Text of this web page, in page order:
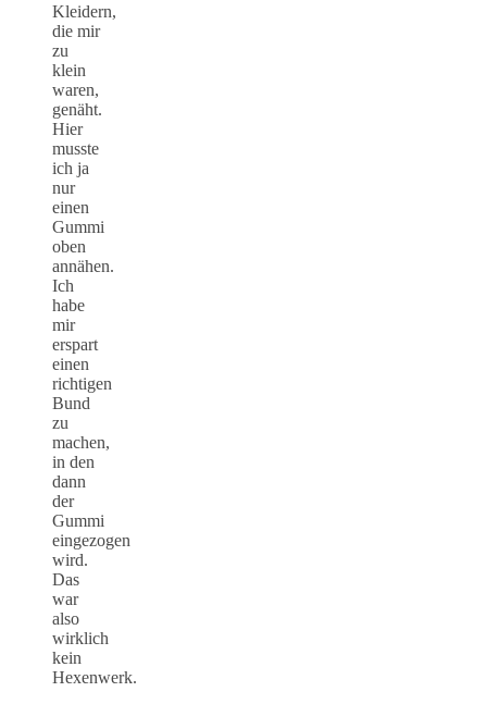
Kleidern,
die mir
zu
klein
waren,
genäht.
Hier
musste
ich ja
nur
einen
Gummi
oben
annähen.
Ich
habe
mir
erspart
einen
richtigen
Bund
zu
machen,
in den
dann
der
Gummi
eingezogen
wird.
Das
war
also
wirklich
kein
Hexenwerk.